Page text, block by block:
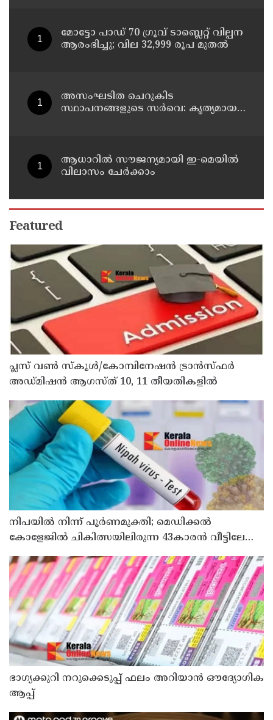
മോട്ടോ പാഡ് 70 ഗ്രൂവ് ടാബ്ലെറ്റ് വില്പന
ആരംഭിച്ചു; വില 32,999 രൂപ മുതൽ
അസംഘടിത ചെറുകിട
സ്ഥാപനങ്ങളുടെ സർവെ: കൃത്യമായ
ആധാറിൽ സൗജന്യമായി ഇ-മെയിൽ
വിലാസം ചേർക്കാം
Featured
പ്ലസ് വൺ സ്‌കൂൾ/കോമ്പിനേഷൻ ട്രാൻസ്ഫർ
അഡ്മിഷൻ ആഗസ്ത് 10, 11 തീയതികളിൽ
നിപയിൽ നിന്ന് പൂർണമുക്തി; മെഡിക്കൽ
കോളേജിൽ ചികിത്സയിലിരുന്ന 43കാരൻ വീട്ടിലേക്ക്
ഭാഗ്യക്കുറി നറുക്കെടുപ്പ് ഫലം അറിയാൻ ഔദ്യോഗിക
ആപ്പ്